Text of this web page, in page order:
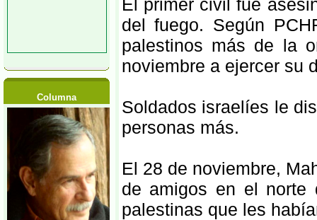
Columna
El primer civil fue
del fuego. Según
palestinos más de la
noviembre a ejercer su
Soldados israelíes le
personas más.
El 28 de noviembre,
de amigos en el norte
palestinas que les